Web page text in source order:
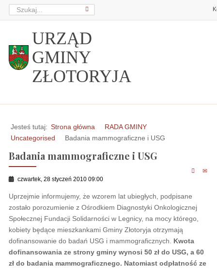
URZĄD
GMINY
ZŁOTORYJA
Jesteś tutaj: Strona główna
RADA GMINY
Uncategorised
Badania mammograficzne i USG
Badania mammograficzne i USG
czwartek, 28 styczeń 2010 09:00
Uprzejmie informujemy, że wzorem lat ubiegłych, podpisane
zostało porozumienie z Ośrodkiem Diagnostyki Onkologicznej
Społecznej Fundacji Solidarności w Legnicy, na mocy którego,
kobiety będące mieszkankami Gminy Złotoryja otrzymają
dofinansowanie do badań USG i mammograficznych. Kwota
dofinansowania ze strony gminy wynosi 50 zł do USG, a 60
zł do badania mammograficznego. Natomiast odpłatność ze